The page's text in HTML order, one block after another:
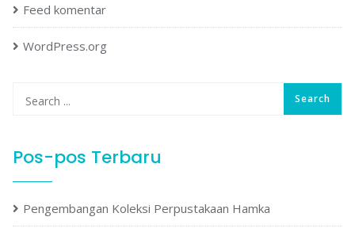
Feed komentar
WordPress.org
Pos-pos Terbaru
Pengembangan Koleksi Perpustakaan Hamka